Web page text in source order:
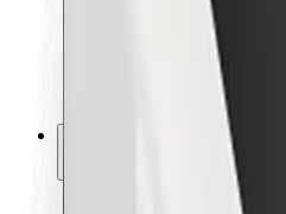
Sikkerhet for passasjer